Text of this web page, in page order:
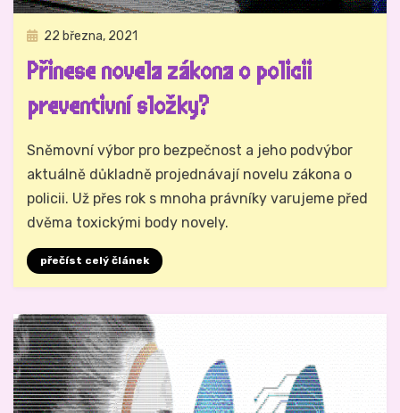
Zveřejněno
22 března, 2021
Přinese novela zákona o policii
preventivní složky?
Autor Hynek Trojánek
Sněmovní výbor pro bezpečnost a jeho podvýbor
aktuálně důkladně projednávají novelu zákona o
policii. Už přes rok s mnoha právníky varujeme před
dvěma toxickými body novely.
přečíst celý článek